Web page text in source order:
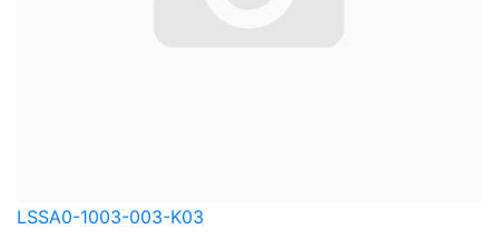
LSSA0-1003-003-K03